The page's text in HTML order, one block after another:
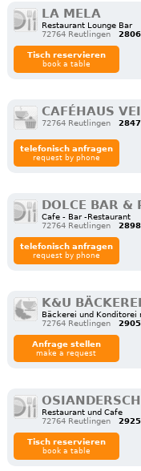
LA MELA
Restaurant Lounge Bar
72764 Reutlingen
Tisch reservieren
book a table
CAFÉHAUS
72764 Reutlingen
telefonisch anfragen
request by phone
DOLCE BAR &
Cafe - Bar -Restaurant
72764 Reutlingen
telefonisch anfragen
request by phone
K&U BÄCKEREI
Bäckerei und Konditorei
72764 Reutlingen
Anfrage stellen
make a request
Restaurant und Cafe
72764 Reutlingen
Tisch reservieren
book a table